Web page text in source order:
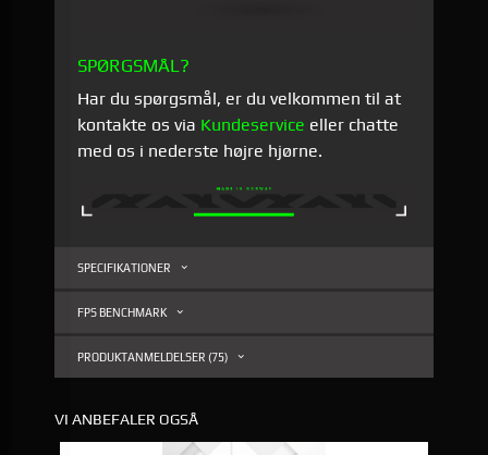
SPØRGSMÅL?
Har du spørgsmål, er du velkommen til at
kontakte os via Kundeservice eller chatte
med os i nederste højre hjørne.
SPECIFIKATIONER
FPS BENCHMARK
PRODUKTANMELDELSER (75)
VI ANBEFALER OGSÅ